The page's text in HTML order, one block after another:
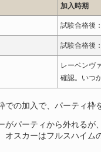
加入時期
試験合格後
試験合格後
レーベンヴ
確認。いつ
での加入で、パーティ枠
がパーティから外れる
オスカーはフルスハイム